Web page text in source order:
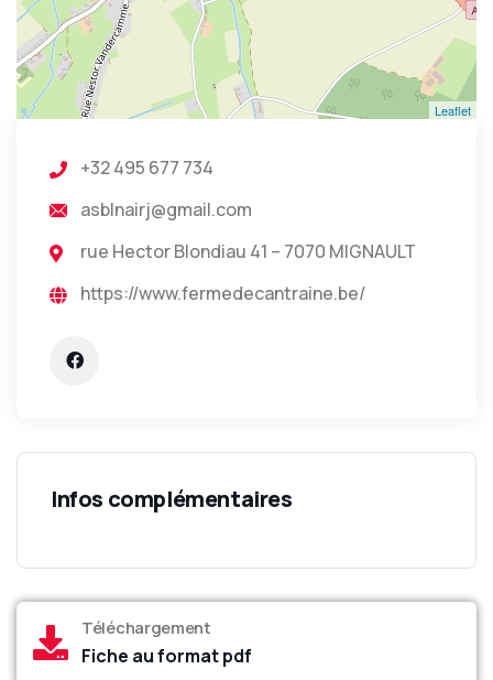
Leaflet
+32 495 677 734
asblnairj@gmail.com
rue Hector Blondiau 41 – 7070 MIGNAULT
https://www.fermedecantraine.be/
Infos complémentaires
Téléchargement
Fiche au format pdf